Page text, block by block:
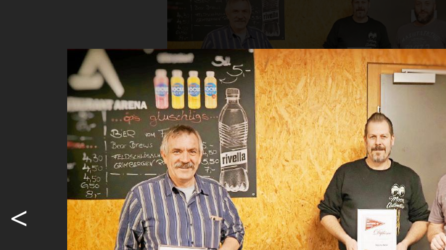
Die 25-Jahr-Jubilaren: v.l. Paul Bärtschi, Matthias Weber und
Pünktlich um 18 Uhr begrüsste Präsident Stefan
Samstag, 25. Januar im Restaurant Simmental Arena
erschienenen Mitglieder und Gäste zur 37.
<